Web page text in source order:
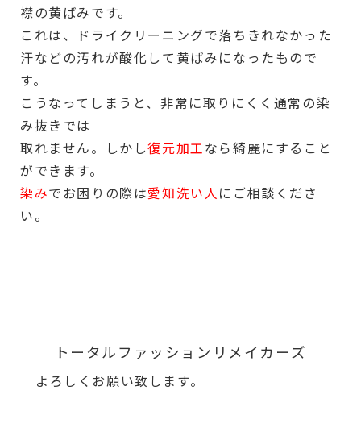
襟の黄ばみです。
これは、ドライクリーニングで落ちきれなかった
汗などの汚れが酸化して黄ばみになったもので
す。
こうなってしまうと、非常に取りにくく通常の染
み抜きでは
取れません。しかし復元加工 なら綺麗にすること
ができます。
染みでお困りの際は愛知洗い人 にご相談くださ
い。
トータルファッションリメイカーズ
よろしくお願い致します。